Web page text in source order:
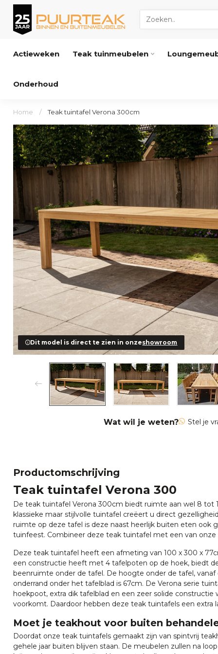
Actieweken Teak tuinmeubelen
Onderhoud
Home / Teak tuintafel Verona 300cm
Dit model is direct te zien in onzeshowroom
Wat wil je weten? Stel je
Productomschrijving
Teak tuintafel Verona 300
De teak tuintafel Verona 300cm biedt ruimte aan wel 8 tot
klassieke maar stijlvolle tuintafel creëert u direct
ruimte op deze tafel is deze naast heerlijk buiten eten ook
tuinfeest. Combineer deze teak tuintafel met een van onze
Deze teak tuintafel heeft een afmeting van 100 x 300 x
een constructie heeft met 4 tafelpoten op de hoek, biedt
beenruimte onder de tafel. De hoogte onder de tafel,
onderrand onder het tafelblad is 67cm. De Verona serie
hoekpoot, extra dik tafelblad en een zeer solide
voorkomt. Daardoor hebben deze teak tuintafels een extra
Moet je teakhout voor buiten
Doordat onze teak tuintafels gemaakt zijn van spintvrij
gehele jaar buiten blijven staan. De meubelen zullen na